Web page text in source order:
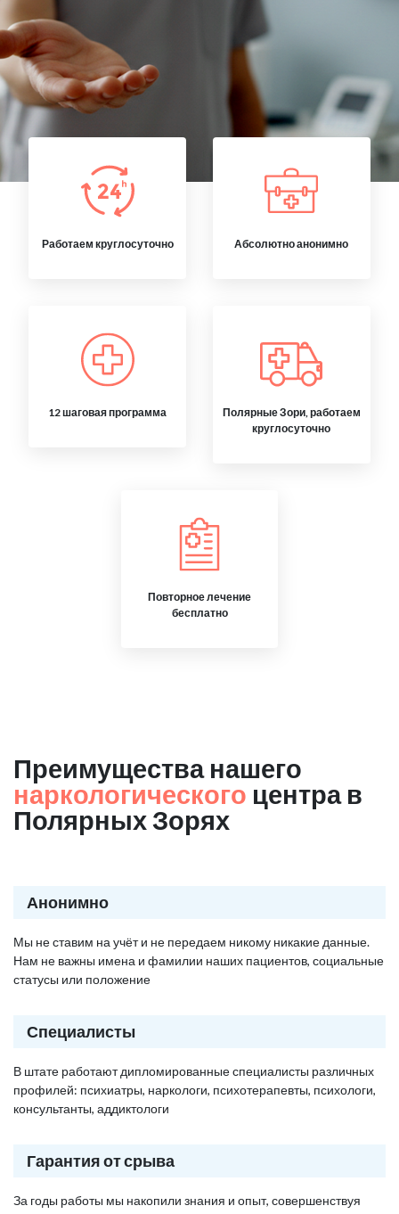
Работаем круглосуточно Абсолютно анонимно
12 шаговая программа
Полярные Зори, работаем
круглосуточно
Повторное лечение
бесплатно
Преимущества нашего
наркологического центра в
Полярных Зорях
Анонимно
Мы не ставим на учёт и не передаем никому никакие данные.
Нам не важны имена и фамилии наших пациентов, социальные
статусы или положение
Специалисты
В штате работают дипломированные специалисты различных
профилей: психиатры, наркологи, психотерапевты, психологи,
консультанты, аддиктологи
Гарантия от срыва
За годы работы мы накопили знания и опыт, совершенствуя